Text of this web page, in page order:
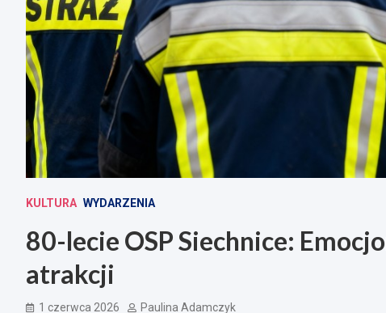
KULTURA WYDARZENIA
80-lecie OSP Siechnice:
atrakcji
1 czerwca 2026 Paulina Adamczyk